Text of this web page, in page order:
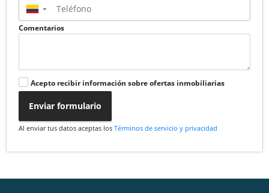
▼
Comentarios
Acepto recibir información sobre ofertas inmobiliarias
Enviar formulario
Al enviar tus datos aceptas los Términos de servicio y privacidad